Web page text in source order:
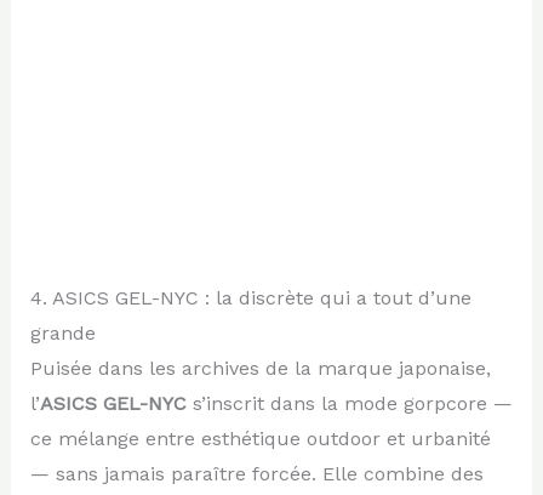
4. ASICS GEL-NYC : la discrète qui a tout d’une
grande
Puisée dans les archives de la marque japonaise,
l’ASICS GEL-NYCs’inscrit dans la mode gorpcore —
ce mélange entre esthétique outdoor et urbanité
— sans jamais paraître forcée. Elle combine des